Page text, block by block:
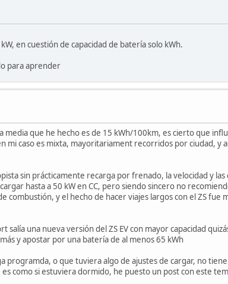
en cuestión de capacidad de batería solo kWh.
para aprender
que he hecho es de 15 kWh/100km, es cierto que
mi caso es mixta, mayoritariament recorridos por ciudad, y
sin prácticamente recarga por frenado, la velocidad y las
hasta a 50 kW en CC, pero siendo sincero no
y el hecho de hacer viajes largos con el ZS fue
una nueva versión del ZS EV con mayor capacidad
y apostar por una batería de al menos 65 kWh
programda, o que tuviera algo de ajustes de cargar, no
como si estuviera dormido, he puesto un post con este